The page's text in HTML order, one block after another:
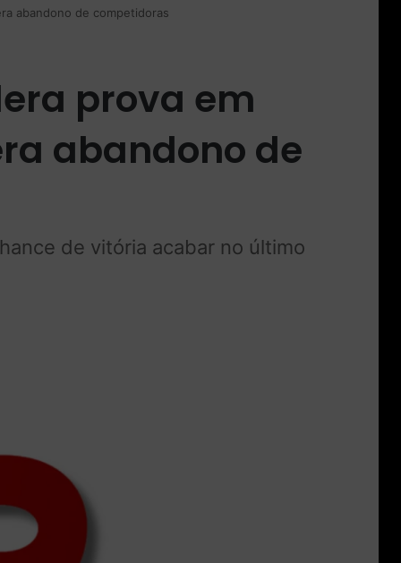
abandono de competidoras
prova em
abandono de
de vitória acabar no último